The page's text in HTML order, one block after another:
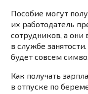
Пособие могут
их работодатель
сотрудников, а они
в службе
будет совсем
Как получать
в отпуске по